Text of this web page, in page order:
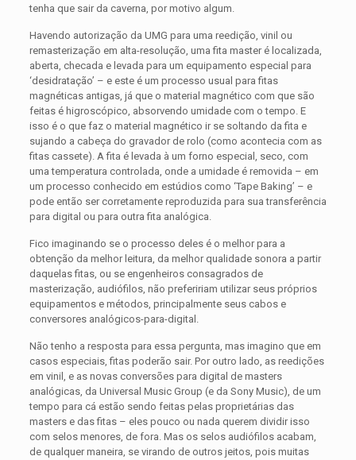
tenha que sair da caverna, por motivo algum.
Havendo autorização da UMG para uma reedição, vinil ou
remasterização em alta-resolução, uma fita master é localizada,
aberta, checada e levada para um equipamento especial para
‘desidratação’ – e este é um processo usual para fitas
magnéticas antigas, já que o material magnético com que são
feitas é higroscópico, absorvendo umidade com o tempo. E
isso é o que faz o material magnético ir se soltando da fita e
sujando a cabeça do gravador de rolo (como acontecia com as
fitas cassete). A fita é levada à um forno especial, seco, com
uma temperatura controlada, onde a umidade é removida – em
um processo conhecido em estúdios como ‘Tape Baking’ – e
pode então ser corretamente reproduzida para sua transferência
para digital ou para outra fita analógica.
Fico imaginando se o processo deles é o melhor para a
obtenção da melhor leitura, da melhor qualidade sonora a partir
daquelas fitas, ou se engenheiros consagrados de
masterização, audiófilos, não prefeririam utilizar seus próprios
equipamentos e métodos, principalmente seus cabos e
conversores analógicos-para-digital.
Não tenho a resposta para essa pergunta, mas imagino que em
casos especiais, fitas poderão sair. Por outro lado, as reedições
em vinil, e as novas conversões para digital de masters
analógicas, da Universal Music Group (e da Sony Music), de um
tempo para cá estão sendo feitas pelas proprietárias das
masters e das fitas – eles pouco ou nada querem dividir isso
com selos menores, de fora. Mas os selos audiófilos acabam,
de qualquer maneira, se virando de outros jeitos, pois muitas